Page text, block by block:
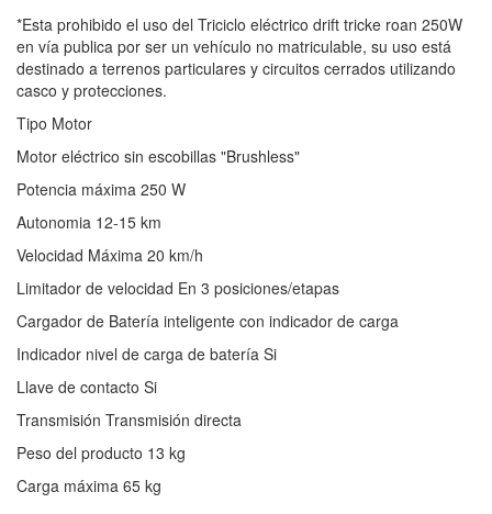
*Esta prohibido el uso del Triciclo eléctrico drift tricke roan 250W
en vía publica por ser un vehículo no matriculable, su uso está
destinado a terrenos particulares y circuitos cerrados utilizando
casco y protecciones.
Tipo Motor
Motor eléctrico sin escobillas "Brushless"
Potencia máxima 250 W
Autonomia 12-15 km
Velocidad Máxima 20 km/h
Limitador de velocidad En 3 posiciones/etapas
Cargador de Batería inteligente con indicador de carga
Indicador nivel de carga de batería Si
Llave de contacto Si
Transmisión Transmisión directa
Peso del producto 13 kg
Carga máxima 65 kg